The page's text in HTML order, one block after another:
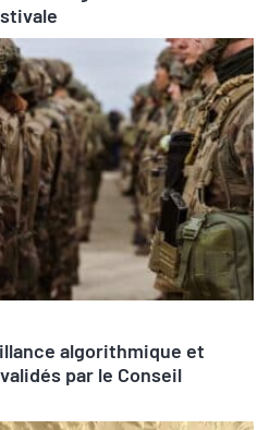
algorithmique et
par le Conseil